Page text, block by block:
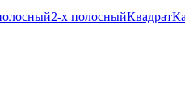
2-х полосныйКвадрат